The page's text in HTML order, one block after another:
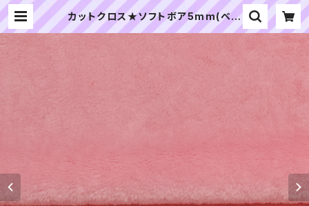
カットクロス★ソフトボア5mm(ベビ
ーピンク)LB048 ボア生地 50cm ×
45cm | ぬいぐるみの生地やさん｜
「ぬい」の布地・材料の通販専門店